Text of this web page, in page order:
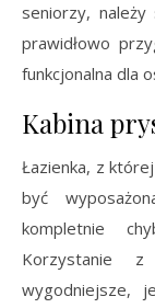
seniorzy,
prawidłowo
funkcjonalna dla
Kabina
Łazienka, z
być
kompletnie
Korzystanie
wygodniejsze,